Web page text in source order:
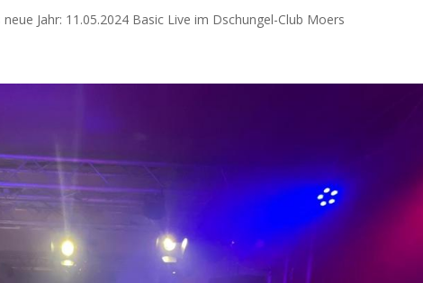
Jahr: 11.05.2024 Basic Live im Dschungel-Club Moers